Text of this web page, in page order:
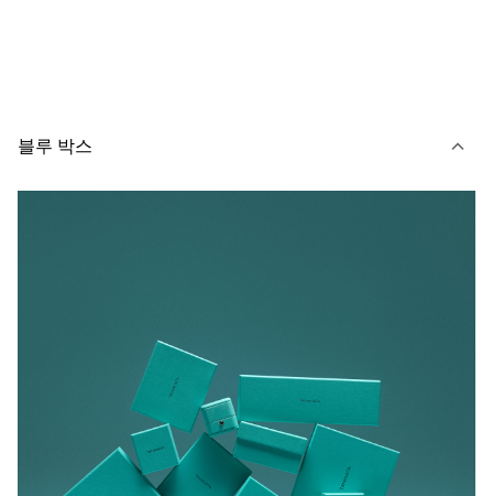
블루 박스